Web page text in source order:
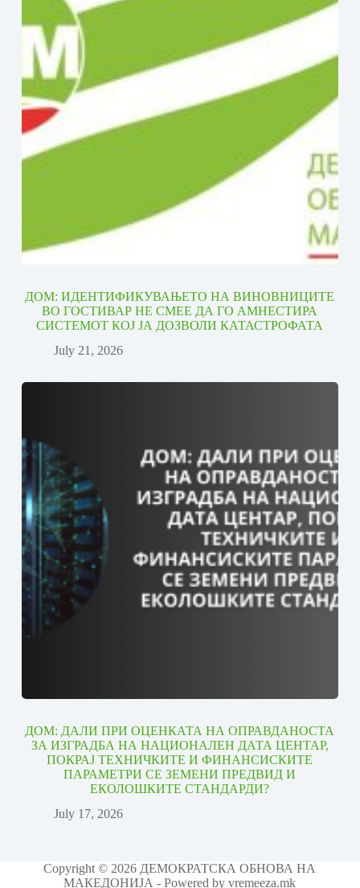
ДОМ: ИДЕНТИФИКУВАЊЕТО НА ВИНОВНИЦИТЕ
ВО ГОСТИВАР НЕ СМЕЕ ДА ГО АМНЕСТИРА
СИСТЕМОТ КОЈ ЈА ДОЗВОЛИ КАТАСТРОФАТА
July 21, 2026
ДОМ: ДАЛИ ПРИ ОЦЕНКАТА НА ОПРАВДАНОСТА
ЗА ИЗГРАДБА НА НАЦИОНАЛЕН ДАТА ЦЕНТАР,
ПОКРАЈ ТЕХНИЧКИТЕ И ФИНАНСИСКИТЕ
ПАРАМЕТРИ СЕ ЗЕМЕНИ ПРЕДВИД И
ЕКОЛОШКИТЕ СТАНДАРДИ?
July 17, 2026
Copyright © 2026 ДЕМОКРАТСКА ОБНОВА НА
МАКЕДОНИЈА - Powered by vremeeza.mk